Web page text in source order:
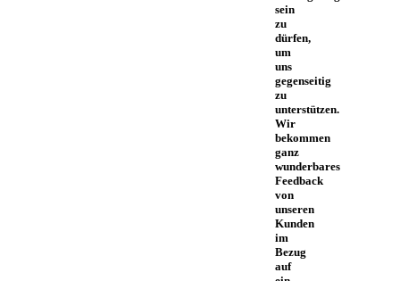
sein
zu
dürfen,
um
uns
gegenseitig
zu
unterstützen.
Wir
bekommen
ganz
wunderbares
Feedback
von
unseren
Kunden
im
Bezug
auf